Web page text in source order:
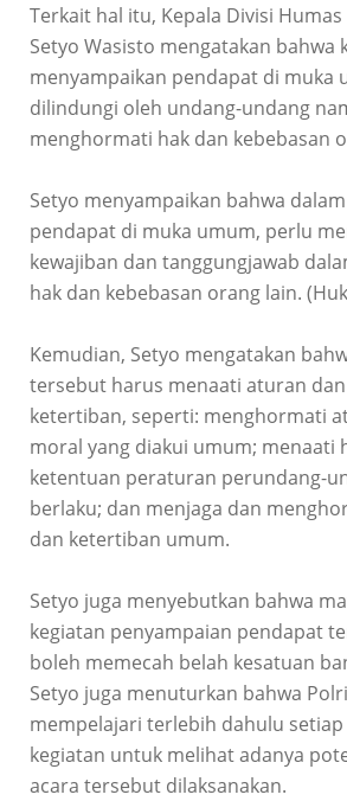
Terkait hal itu, Kepala Divisi
Setyo Wasisto mengatakan bahwa
menyampaikan pendapat di muka
dilindungi oleh undang-undang
menghormati hak dan kebebasan
Setyo menyampaikan bahwa
pendapat di muka umum, perlu
kewajiban dan tanggungjawab
hak dan kebebasan orang lain.
Kemudian, Setyo mengatakan
tersebut harus menaati aturan
ketertiban, seperti: menghormati
moral yang diakui umum; menaati
ketentuan peraturan perundang-
berlaku; dan menjaga dan
dan ketertiban umum.
Setyo juga menyebutkan bahwa
kegiatan penyampaian pendapat
boleh memecah belah kesatuan
Setyo juga menuturkan bahwa
mempelajari terlebih dahulu
kegiatan untuk melihat adanya
acara tersebut dilaksanakan.